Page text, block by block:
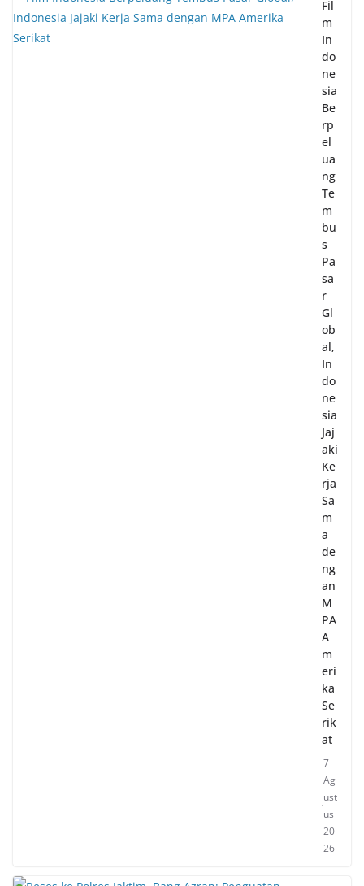
Fil
m
In
do
ne
sia
Be
rp
el
ua
ng
Te
m
bu
s
Pa
sa
r
Gl
ob
al,
In
do
ne
sia
Jaj
aki
Ke
rja
Sa
m
a
de
ng
an
M
PA
A
m
eri
ka
Se
rik
at
7
Ag
ust
us
20
26